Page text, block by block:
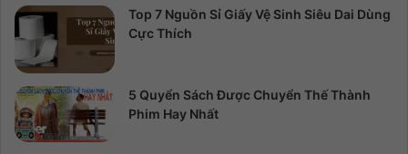
Top 7 Nguồn Sỉ Giấy Vệ Sinh Siêu Dai Dùng
Cực Thích
5 Quyển Sách Được Chuyển Thế Thành
Phim Hay Nhất